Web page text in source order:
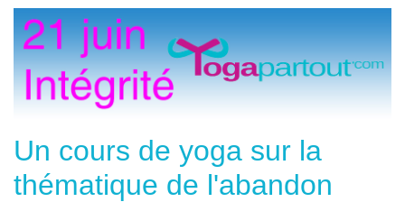
Un cours de yoga sur la
thématique de l'abandon